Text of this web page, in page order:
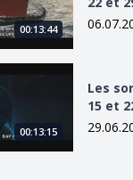
00:13:44
des 8, 15 et 22
00:13:15
Les
15 et